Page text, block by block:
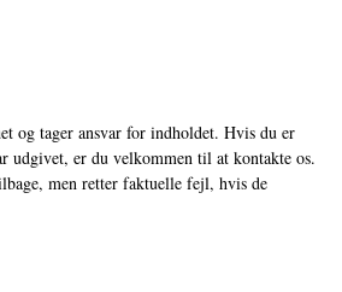
og tager ansvar for indholdet. Hvis du er
udgivet, er du velkommen til at kontakte os.
men retter faktuelle fejl, hvis de